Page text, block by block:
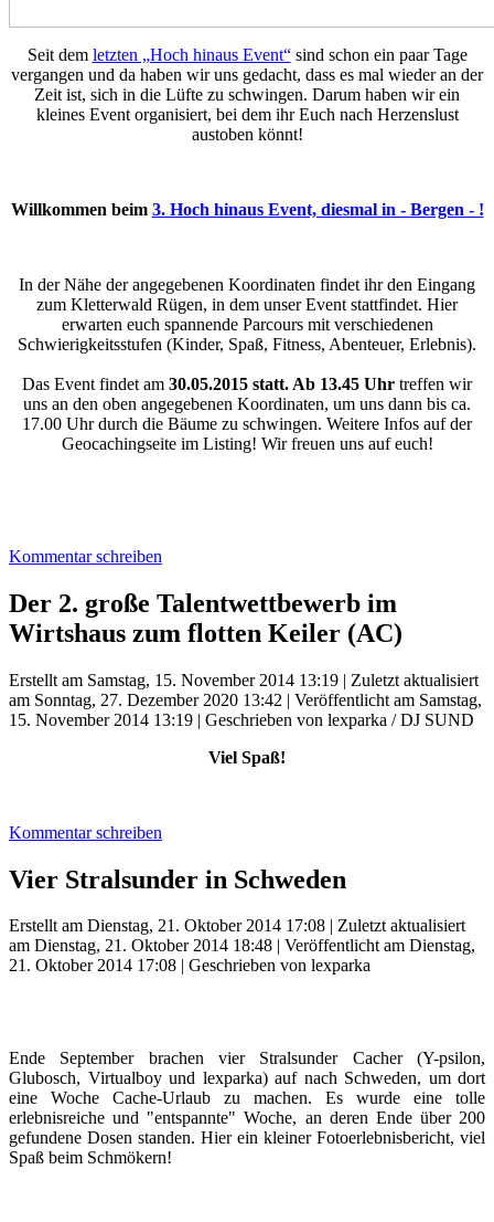
Seit dem letzten „Hoch hinaus Event“sind schon ein paar Tage
vergangen und da haben wir uns gedacht, dass es mal wieder an der
Zeit ist, sich in die Lüfte zu schwingen. Darum haben wir ein
kleines Event organisiert, bei dem ihr Euch nach Herzenslust
austoben könnt!
Willkommen beim 3. Hoch hinaus Event, diesmal in - Bergen - !
In der Nähe der angegebenen Koordinaten findet ihr den Eingang
zum Kletterwald Rügen, in dem unser Event stattfindet. Hier
erwarten euch spannende Parcours mit verschiedenen
Schwierigkeitsstufen (Kinder, Spaß, Fitness, Abenteuer, Erlebnis).
Das Event findet am 30.05.2015 statt. Ab 13.45 Uhr treffen wir
uns an den oben angegebenen Koordinaten, um uns dann bis ca.
17.00 Uhr durch die Bäume zu schwingen. Weitere Infos auf der
Geocachingseite im Listing! Wir freuen uns auf euch!
Kommentar schreiben
Der 2. große Talentwettbewerb im
Wirtshaus zum flotten Keiler (AC)
Erstellt am Samstag, 15. November 2014 13:19 | Zuletzt aktualisiert
am Sonntag, 27. Dezember 2020 13:42 | Veröffentlicht am Samstag,
15. November 2014 13:19 | Geschrieben von lexparka / DJ SUND
Viel Spaß!
Kommentar schreiben
Vier Stralsunder in Schweden
Erstellt am Dienstag, 21. Oktober 2014 17:08
Zuletzt aktualisiert
am Dienstag, 21. Oktober 2014 18:48
Veröffentlicht am Dienstag,
21. Oktober 2014 17:08
Geschrieben von lexparka
Ende September brachen vier Stralsunder Cacher (Y-psilon,
Glubosch, Virtualboy und lexparka) auf nach Schweden, um dort
eine Woche Cache-Urlaub zu machen. Es wurde eine tolle
erlebnisreiche und "entspannte" Woche, an deren Ende über 200
gefundene Dosen standen. Hier ein kleiner Fotoerlebnisbericht, viel
Spaß beim Schmökern!